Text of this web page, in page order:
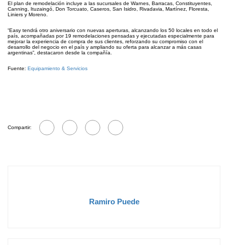
El plan de remodelación incluye a las sucursales de Warnes, Barracas, Constituyentes,
Canning, Ituzaingó, Don Torcuato, Caseros, San Isidro, Rivadavia, Martínez, Floresta,
Liniers y Moreno.
“Easy tendrá otro aniversario con nuevas aperturas, alcanzando los 50 locales en todo el
país, acompañadas por 19 remodelaciones pensadas y ejecutadas especialmente para
mejorar la experiencia de compra de sus clientes, reforzando su compromiso con el
desarrollo del negocio en el país y ampliando su oferta para alcanzar a más casas
argentinas”, destacaron desde la compañía.
Fuente: Equipamiento & Servicios
Compartir:
Ramiro Puede